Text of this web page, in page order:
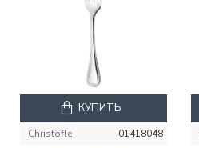
Christofle 01418048
КУПИТЬ